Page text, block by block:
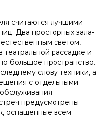
считаются лучшими
Два просторных зала-
светом,
рассадке и
большое пространство.
слову техники, а
с отдельными
предусмотрены
оснащенные всем